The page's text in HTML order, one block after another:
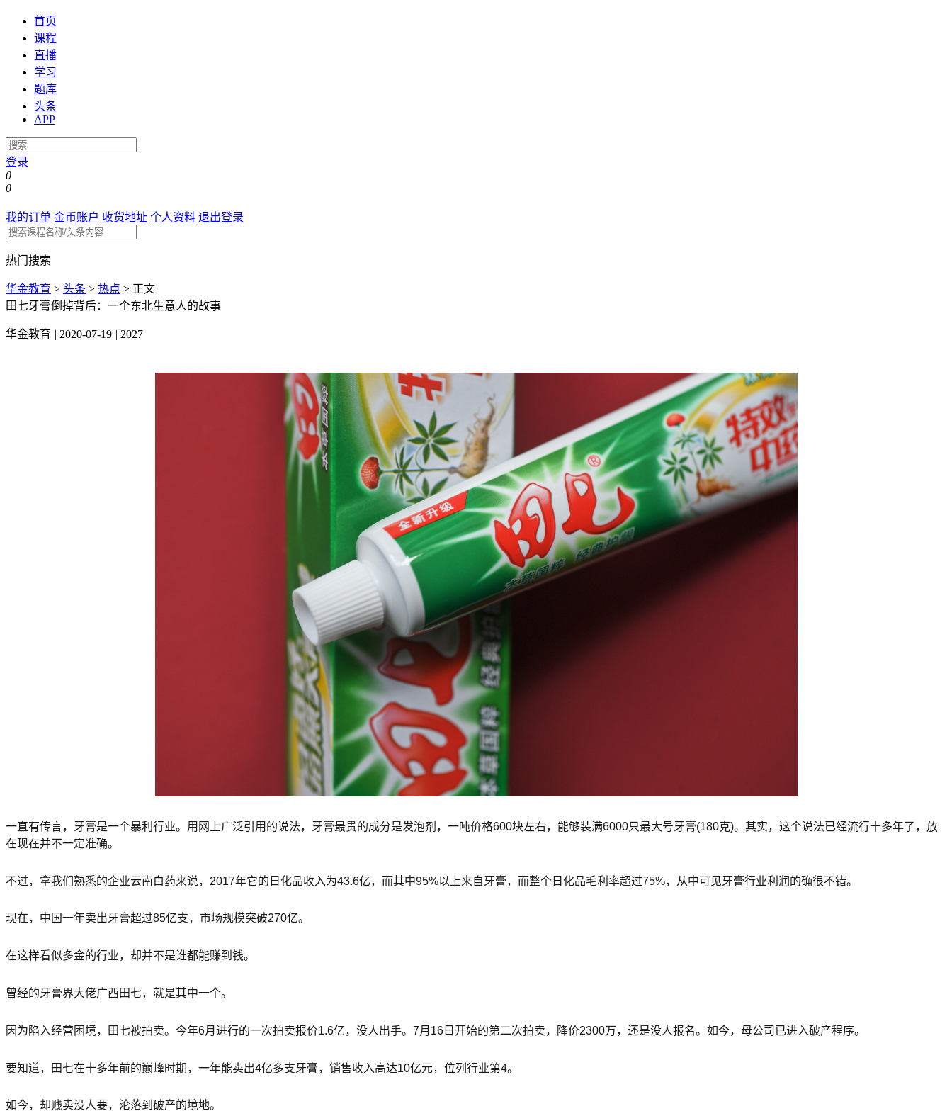
首页
课程
直播
学习
题库
头条
APP
登录
0
0
我的订单 金币账户 收货地址 个人资料 退出登录
热门搜索
华金教育 > 头条 > 热点 > 正文
田七牙膏倒掉背后：一个东北生意人的故事
华金教育 | 2020-07-19 | 2027
一直有传言，牙膏是一个暴利行业。用网上广泛引用的说法，牙膏最贵的成分是发泡剂，一吨价格600块左右，能够装满6000只最大号牙膏(180克)。其实，这个说法已经流行十多年了，放
在现在并不一定准确。
不过，拿我们熟悉的企业云南白药来说，2017年它的日化品收入为43.6亿，而其中95%以上来自牙膏，而整个日化品毛利率超过75%，从中可见牙膏行业利润的确很不错。
现在，中国一年卖出牙膏超过85亿支，市场规模突破270亿。
在这样看似多金的行业，却并不是谁都能赚到钱。
曾经的牙膏界大佬广西田七，就是其中一个。
因为陷入经营困境，田七被拍卖。今年6月进行的一次拍卖报价1.6亿，没人出手。7月16日开始的第二次拍卖，降价2300万，还是没人报名。如今，母公司已进入破产程序。
要知道，田七在十多年前的巅峰时期，一年能卖出4亿多支牙膏，销售收入高达10亿元，位列行业第4。
如今，却贱卖没人要，沦落到破产的境地。